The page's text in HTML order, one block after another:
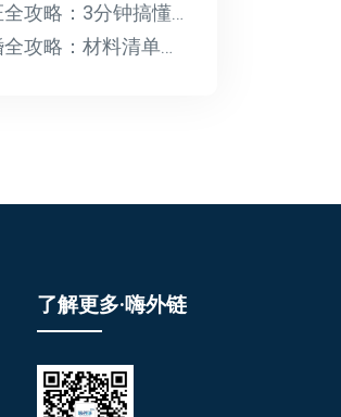
分钟搞懂流程、文件与避坑要点
清单与流程详解，跨国领证不踩坑
了解更多·嗨外链